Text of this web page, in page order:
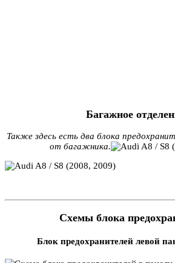
Багажное
Также здесь есть два блока
от багажника.
Схемы блока
Блок предохранителей левой